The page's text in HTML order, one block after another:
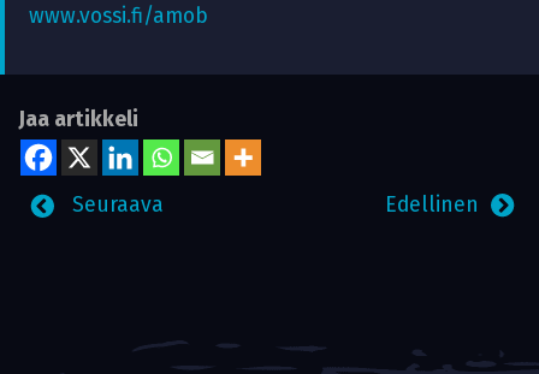
www.vossi.fi/amob
Jaa artikkeli
Edellinen
Seuraava